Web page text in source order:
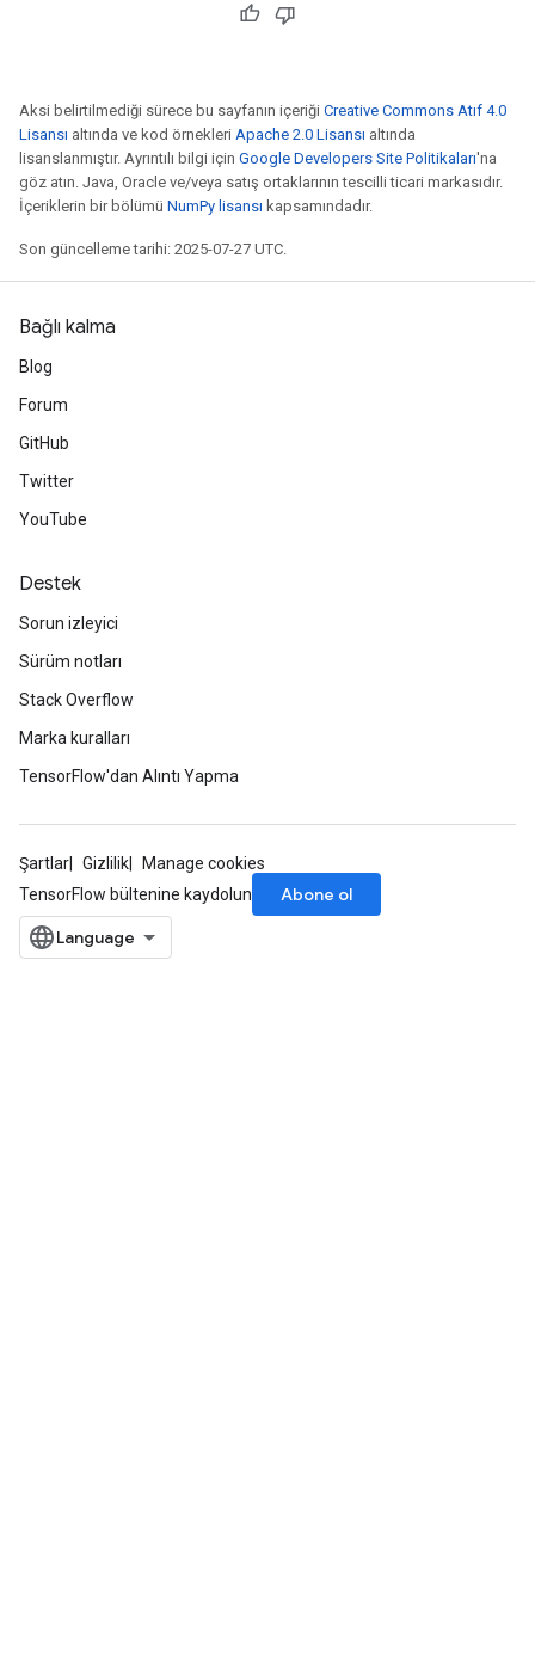
Aksi belirtilmediği sürece bu sayfanın içeriği Creative Commons Atıf 4.0
Lisansı altında ve kod örnekleri Apache 2.0 Lisansı altında
lisanslanmıştır. Ayrıntılı bilgi için Google Developers Site Politikaları'na
göz atın. Java, Oracle ve/veya satış ortaklarının tescilli ticari markasıdır.
İçeriklerin bir bölümü NumPy lisansı kapsamındadır.
Son güncelleme tarihi: 2025-07-27 UTC.
Bağlı kalma
Blog
Forum
GitHub
Twitter
YouTube
Destek
Sorun izleyici
Sürüm notları
Stack Overflow
Marka kuralları
TensorFlow'dan Alıntı Yapma
Şartlar Gizlilik
Manage cookies
TensorFlow bültenine kaydolun
Abone ol